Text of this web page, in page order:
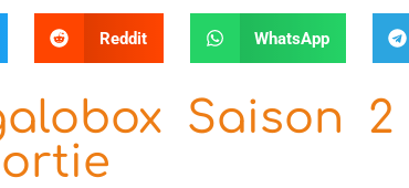
Reddit WhatsApp
Saison